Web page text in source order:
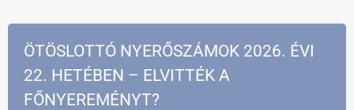
ÖTÖSLOTTÓ NYERŐSZÁMOK 2026. ÉVI
22. HETÉBEN – ELVITTÉK A
FŐNYEREMÉNYT?